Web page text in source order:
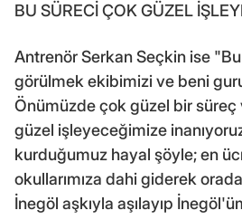
BU SÜRECİ ÇOK GÜZEL
Antrenör Serkan Seçkin ise
görülmek ekibimizi ve beni
Önümüzde çok güzel bir süreç
güzel işleyeceğimize
kurduğumuz hayal şöyle; en
okullarımıza dahi giderek
İnegöl aşkıyla aşılayıp